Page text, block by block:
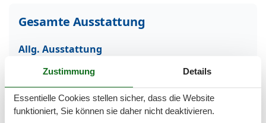
Gesamte Ausstattung
Allg. Ausstattung
Internet
Nichtraucher
Rauchmelder
Waschmaschine
Zustimmung Details
Essentielle Cookies stellen sicher, dass die Website
funktioniert, Sie können sie daher nicht deaktivieren.